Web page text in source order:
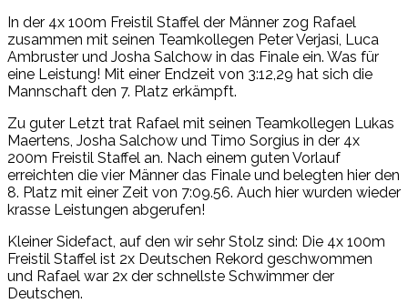
In der 4x 100m Freistil Staffel der Männer zog Rafael
zusammen mit seinen Teamkollegen Peter Verjasi, Luca
Ambruster und Josha Salchow in das Finale ein. Was für
eine Leistung! Mit einer Endzeit von 3:12,29 hat sich die
Mannschaft den 7. Platz erkämpft.
Zu guter Letzt trat Rafael mit seinen Teamkollegen Lukas
Maertens, Josha Salchow und Timo Sorgius in der 4x
200m Freistil Staffel an. Nach einem guten Vorlauf
erreichten die vier Männer das Finale und belegten hier den
8. Platz mit einer Zeit von 7:09.56. Auch hier wurden wieder
krasse Leistungen abgerufen!
Kleiner Sidefact, auf den wir sehr Stolz sind: Die 4x 100m
Freistil Staffel ist 2x Deutschen Rekord geschwommen
und Rafael war 2x der schnellste Schwimmer der
Deutschen.